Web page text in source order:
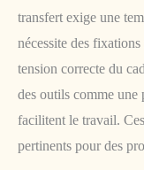
transfert exige une
nécessite des
tension correcte du
des outils comme une
facilitent le travail.
pertinents pour des